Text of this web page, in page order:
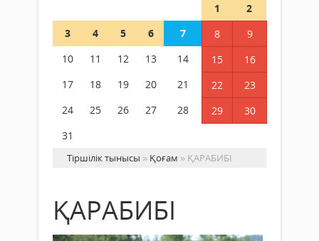
1
2
3
4 5 6 7 8
9
10
11 12 13 14 15
16
17
18 19 20 21 22
23
24
25 26 27 28 29
30
31
Тіршілік тынысы » Қоғам » ҚАРАБИБІ
ҚАРАБИБІ